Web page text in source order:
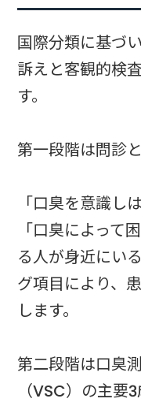
国際分類に基づ
訴えと客観的検
す。
第一段階は問診
「口臭を意識し
「口臭によって
る人が身近にい
グ項目により、
します。
第二段階は口臭
（VSC）の主要